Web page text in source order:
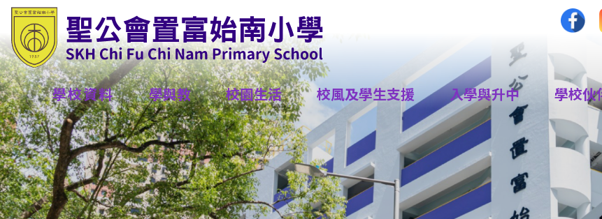
學校資料 學與教 校園生活 校風及學生支援 入學與升中 學校伙